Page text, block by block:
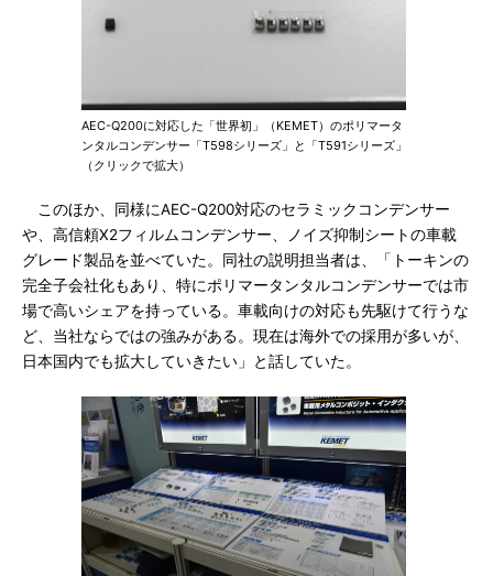
AEC-Q200に対応した「世界初」（KEMET）のポリマータ
ンタルコンデンサー「T598シリーズ」と「T591シリーズ」
（クリックで拡大）
このほか、同様にAEC-Q200対応のセラミックコンデンサー
や、高信頼X2フィルムコンデンサー、ノイズ抑制シートの車載
グレード製品を並べていた。同社の説明担当者は、「トーキンの
完全子会社化もあり、特にポリマータンタルコンデンサーでは市
場で高いシェアを持っている。車載向けの対応も先駆けて行うな
ど、当社ならではの強みがある。現在は海外での採用が多いが、
日本国内でも拡大していきたい」と話していた。